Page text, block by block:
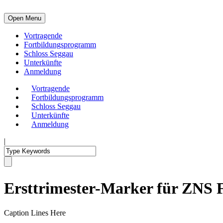
Open Menu
Vortragende
Fortbildungsprogramm
Schloss Seggau
Unterkünfte
Anmeldung
Vortragende
Fortbildungsprogramm
Schloss Seggau
Unterkünfte
Anmeldung
|
Ersttrimester-Marker für ZNS
Caption Lines Here